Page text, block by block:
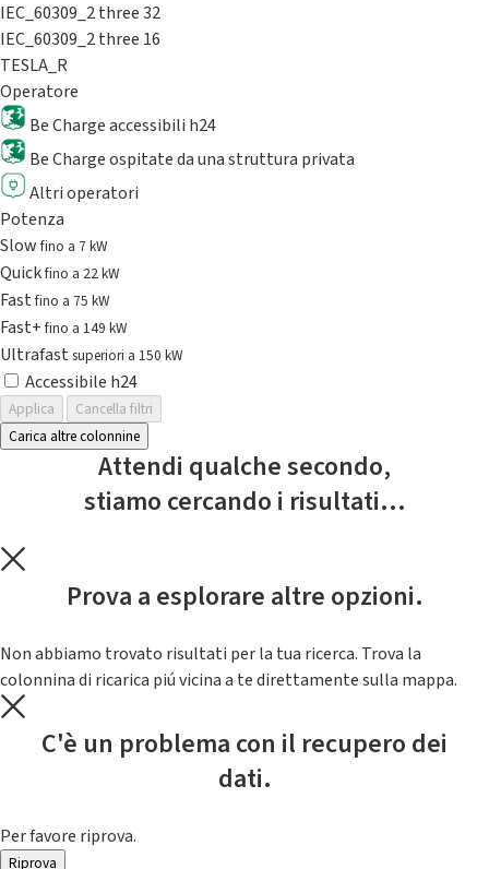
IEC_60309_2 three 32
IEC_60309_2 three 16
TESLA_R
Operatore
Be Charge accessibili h24
Be Charge ospitate da una struttura privata
Altri operatori
Potenza
Slowfino a 7 kW
Quickfino a 22 kW
Fastfino a 75 kW
Fast+fino a 149 kW
Ultrafast superiori a 150 kW
Accessibile h24
Applica
Cancella filtri
Carica altre colonnine
Attendi qualche secondo,
stiamo cercando i risultati...
Prova a esplorare altre opzioni.
Non abbiamo trovato risultati per la tua ricerca. Trova la
colonnina di ricarica piú vicina a te direttamente sulla mappa.
C'è un problema con il recupero dei
dati.
Per favore riprova.
Riprova